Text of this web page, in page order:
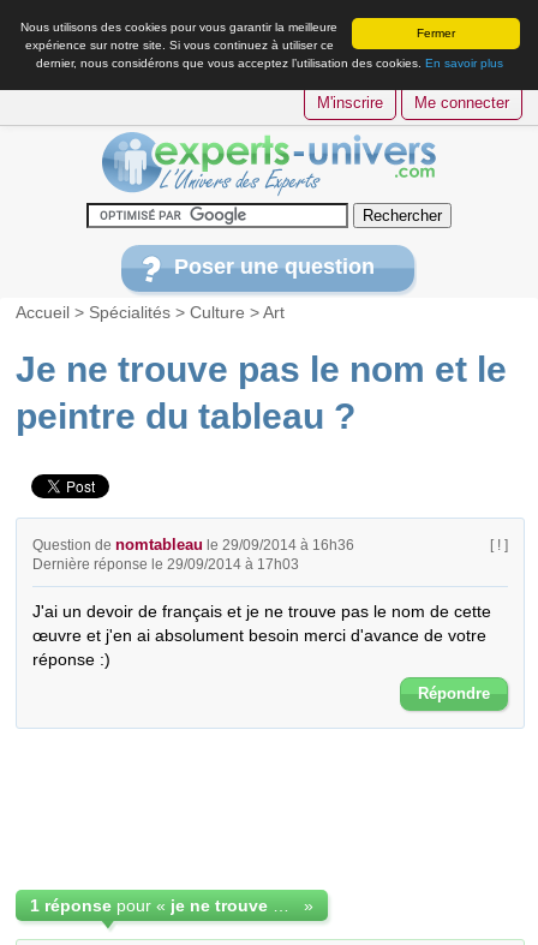
Fermer
Nous utilisons des cookies pour vous garantir la meilleure
expérience sur notre site. Si vous continuez à utiliser ce
dernier, nous considérons que vous acceptez l’utilisation des cookies. En savoir plus
M'inscrire Me connecter
Poser une question
Accueil > Spécialités >Culture >Art
Je ne trouve pas le nom et le
peintre du tableau ?
Question denomtableau le 29/09/2014 à 16h36
Dernière réponse le 29/09/2014 à 17h03
[ ! ]
J'ai un devoir de français et je ne trouve pas le nom de cette
œuvre et j'en ai absolument besoin merci d'avance de votre
réponse :)
Répondre
1 réponse pour « »